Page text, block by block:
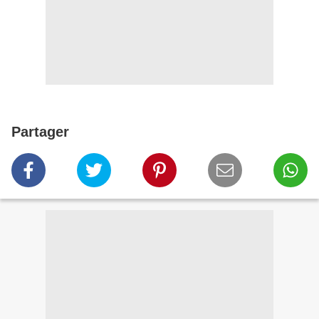
Partager